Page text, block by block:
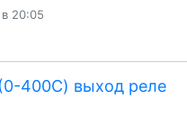
20:05
400С) выход реле